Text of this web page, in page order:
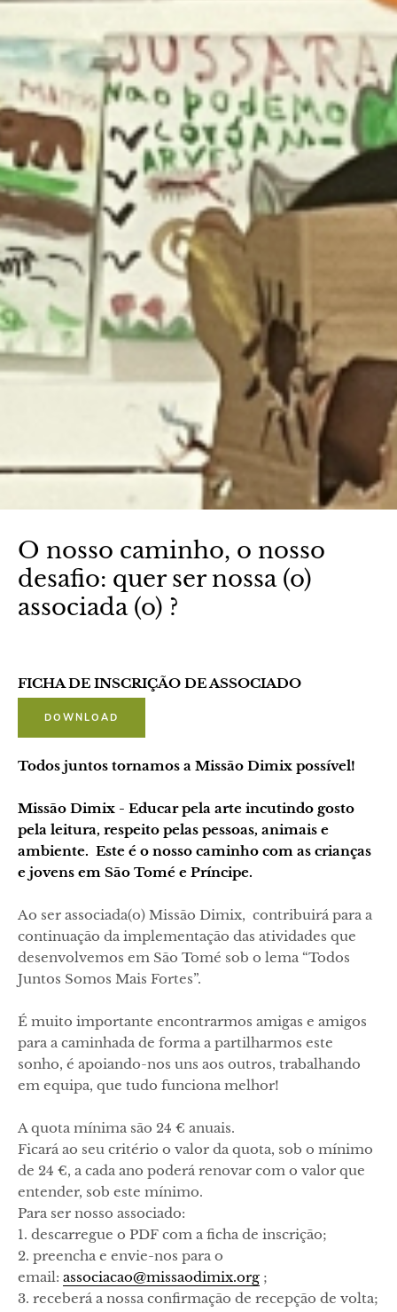
O nosso caminho, o nosso
desafio: quer ser nossa (o)
associada (o) ?
FICHA DE INSCRIÇÃO DE ASSOCIADO
DOWNLOAD
Todos juntos tornamos a Missão Dimix possível!
Missão Dimix - Educar pela arte incutindo gosto
pela leitura, respeito pelas pessoas, animais e
ambiente. Este é o nosso caminho com as crianças
e jovens em São Tomé e Príncipe.
Ao ser associada(o) Missão Dimix, contribuirá para a
continuação da implementação das atividades que
desenvolvemos em São Tomé sob o lema “Todos
Juntos Somos Mais Fortes”.
É muito importante encontrarmos amigas e amigos
para a caminhada de forma a partilharmos este
sonho, é apoiando-nos uns aos outros, trabalhando
em equipa, que tudo funciona melhor!
A quota mínima são 24 € anuais.
Ficará ao seu critério o valor da quota, sob o mínimo
de 24 €, a cada ano poderá renovar com o valor que
entender, sob este mínimo.
Para ser nosso associado:
1. descarregue o PDF com a ficha de inscrição;
2. preencha e envie-nos para o
email: associacao@missaodimix.org ;
3. receberá a nossa confirmação de recepção de volta;